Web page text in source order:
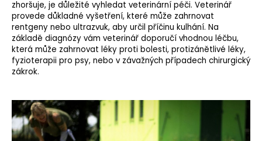
zhoršuje, je důležité vyhledat veterinární péči. Veterinář
provede důkladné vyšetření, které může zahrnovat
rentgeny nebo ultrazvuk, aby určil příčinu kulhání. Na
základě diagnózy vám veterinář doporučí vhodnou léčbu,
která může zahrnovat léky proti bolesti, protizánětlivé léky,
fyzioterapii pro psy, nebo v závažných případech chirurgický
zákrok.